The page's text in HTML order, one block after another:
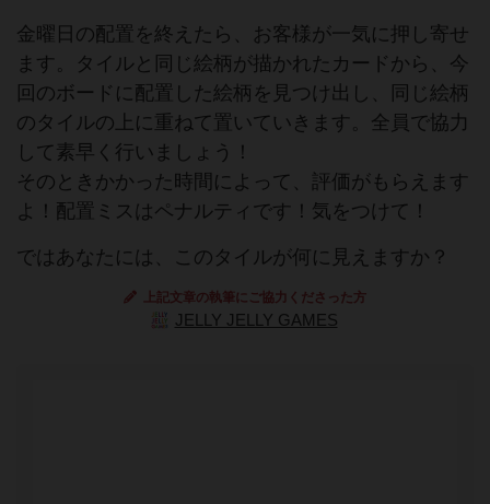
金曜日の配置を終えたら、お客様が一気に押し寄せ
ます。タイルと同じ絵柄が描かれたカードから、今
回のボードに配置した絵柄を見つけ出し、同じ絵柄
のタイルの上に重ねて置いていきます。全員で協力
して素早く行いましょう！
そのときかかった時間によって、評価がもらえます
よ！配置ミスはペナルティです！気をつけて！
ではあなたには、このタイルが何に見えますか？
上記文章の執筆にご協力くださった方
JELLY JELLY GAMES